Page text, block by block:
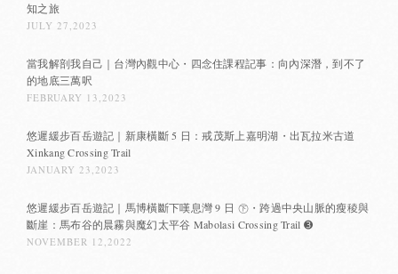
知之旅
JULY 27,2023
當我解剖我自己｜台灣內觀中心・四念住課程記事：向內深潛，到不了
的地底三萬呎
FEBRUARY 13,2023
悠遲緩步百岳遊記｜新康橫斷 5 日：戒茂斯上嘉明湖・出瓦拉米古道
Xinkang Crossing Trail
JANUARY 23,2023
悠遲緩步百岳遊記｜馬博橫斷下嘆息灣 9 日 ㊦・跨過中央山脈的瘦稜與
斷崖：馬布谷的晨霧與魔幻太平谷 Mabolasi Crossing Trail ➌
NOVEMBER 12,2022